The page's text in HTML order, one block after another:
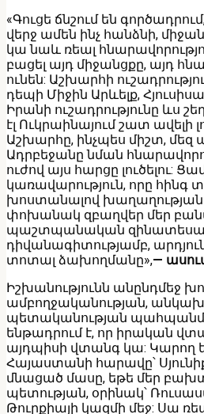
«Գուցե ճնշում են
վերջ ամեն ինչ հանձնի,
կա նաև ռեալ
բացել այդ միջանցքը, այդ
ունեն: Աշխարհի
դեպի Միջին Արևելք,
Իրանի ուշադրությունը ևս
էլ Ուկրաինայում շատ ավելի
Աշխարհը, ինչպես միշտ, մեզ
Ադրբեջանը նման
ուժով այս հարցը լուծելու:
կառավարություն, որը հինգ
խոստանալով
փոխանակ զբաղվեր մեր
պաշտպանական
դիվանագիտությամբ,
տոտալ ձախողմանը»,—
Իշխանությունն անընդմեջ
ամբողջականության,
պետականության
ենթադրում է, որ իրական
այդպիսի վտանգ կա: Կարող
Հայաստանի հարավը՝
մնացած մասը, եթե մեր
պետության, օրինակ՝
Թուրքիայի կազմի մեջ: Սա